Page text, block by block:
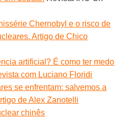
Chernobyl e o risco de
Artigo de Chico
artificial? É como ter medo
com Luciano Floridi
se enfrentam: salvemos a
de Alex Zanotelli
chinês